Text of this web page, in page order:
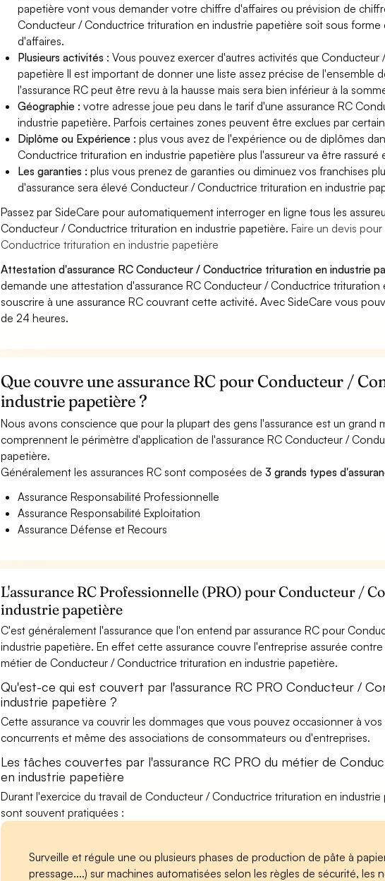
papetière vont vous demander votre chiffre d'affaires ou prévision de
Conducteur / Conductrice trituration en industrie papetière soit sous
d'affaires.
Plusieurs activités : Vous pouvez exercer d'autres activités que
papetière Il est important de donner une liste assez précise de l'ensemble
l'assurance RC peut être revu à la hausse mais sera bien inférieur à la
Géographie :votre adresse joue peu dans le tarif d'une assurance RC
industrie papetière. Parfois certaines zones peuvent être exclues par
Diplôme ou Expérience :plus vous avez de l'expérience ou de diplômes
Conductrice trituration en industrie papetière plus l'assureur va être rassuré
Les garanties :plus vous prenez de garanties ou diminuez vos franchises
d'assurance sera élevé Conducteur / Conductrice trituration en industrie
Passez par SideCare pour automatiquement interroger en ligne tous les
Conducteur / Conductrice trituration en industrie papetière.Faire un devis
Conductrice trituration en industrie papetière
Attestation d'assurance RC Conducteur / Conductrice trituration en industrie
demande une attestation d'assurance RC Conducteur / Conductrice
souscrire à une assurance RC couvrant cette activité. Avec SideCare vous
de 24 heures.
Que couvre une assurance RC pour Conducteur /
industrie papetière ?
Nous avons conscience que pour la plupart des gens l'assurance est un grand
comprennent le périmètre d'application de l'assurance RC Conducteur /
papetière.
Généralement les assurances RC sont composées de3 grands types
Assurance Responsabilité Professionnelle
Assurance Responsabilité Exploitation
Assurance Défense et Recours
L'assurance RC Professionnelle (PRO) pour Conducteur /
industrie papetière
C'est généralement l'assurance que l'on entend par assurance RC pour
industrie papetière. En effet cette assurance couvre l'entreprise assurée
métier de Conducteur / Conductrice trituration en industrie papetière.
Qu'est-ce qui est couvert par l'assurance RC PRO Conducteur /
industrie papetière ?
Cette assurance va couvrir les dommages que vous pouvez occasionner à vos
concurrents et même des associations de consommateurs ou d'entreprises.
Les tâches couvertes par l'assurance RC PRO du métier de
en industrie papetière
Durant l'exercice du travail de Conducteur / Conductrice trituration en industrie
sont souvent pratiquées :
Surveille et régule une ou plusieurs phases de production de pâte à
pressage....) sur machines automatisées selon les règles de sécurité, les